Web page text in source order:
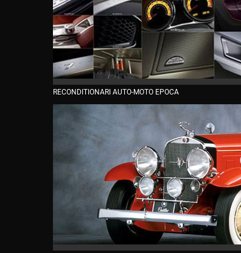
RECONDITIONARI AUTO-MOTO EPOCA